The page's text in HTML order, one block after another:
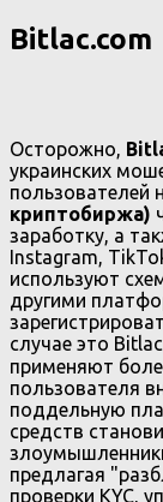
Bitlac.com
Осторожно,
украинских
пользователей
криптобиржа)
заработку, а
Instagram,
используют
другими
случае это
применяют
пользователя
поддельную
средств
предлагая
проверки KYC,